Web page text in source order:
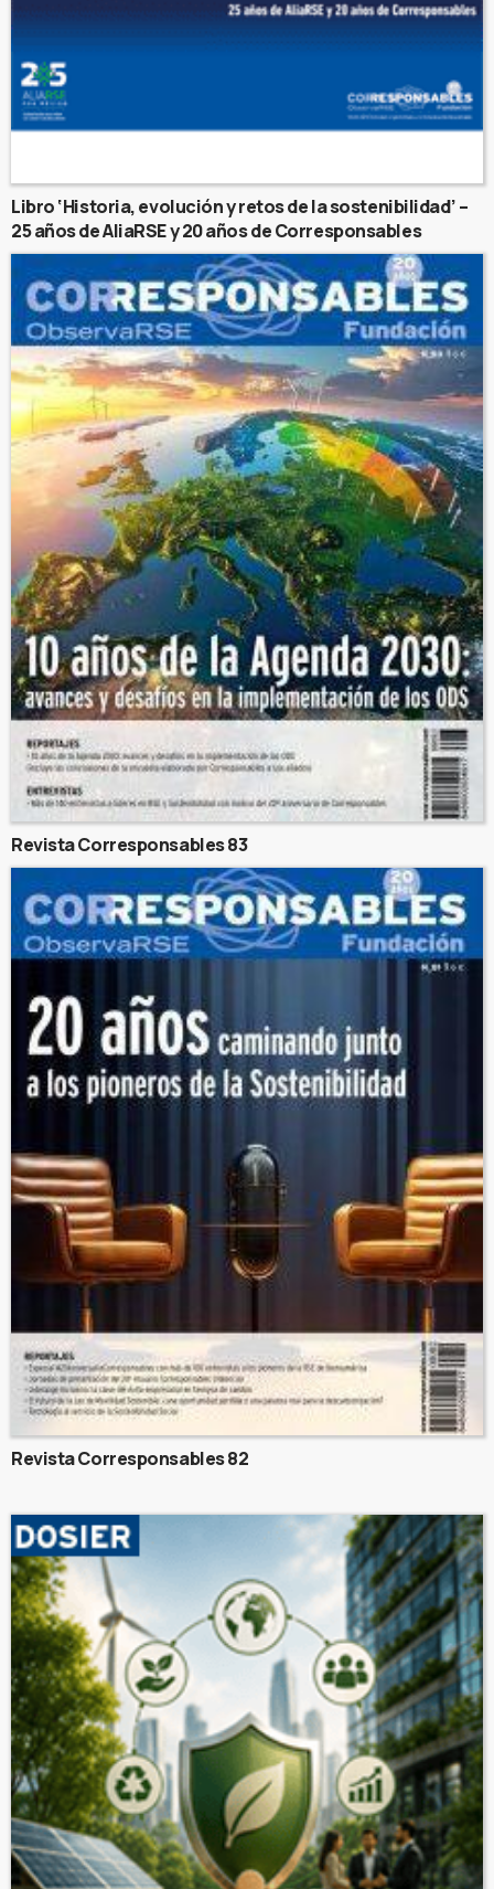
Libro ‘Historia, evolución y retos de la sostenibilidad’ –
25 años de AliaRSE y 20 años de Corresponsables
Revista Corresponsables 83
Revista Corresponsables 82